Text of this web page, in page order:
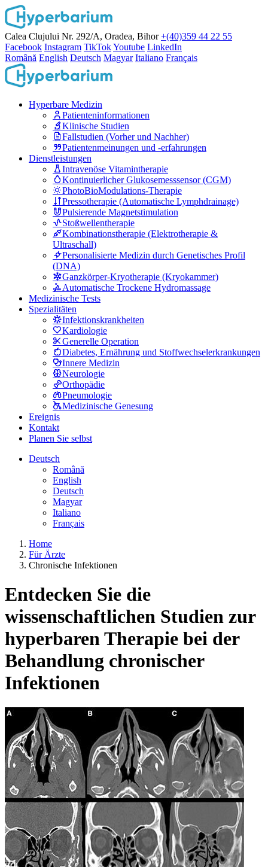
Calea Clujului Nr. 292/A, Oradea, Bihor +(40)359 44 22 55
Facebook Instagram TikTokYoutube LinkedIn
Română English Deutsch Magyar Italiano Français
Hyperbare Medizin
Patienteninformationen
Klinische Studien
Fallstudien (Vorher und Nachher)
Patientenmeinungen und -erfahrungen
Dienstleistungen
Intravenöse Vitamintherapie
Kontinuierlicher Glukosemesssensor (CGM)
PhotoBioModulations-Therapie
Pressotherapie (Automatische Lymphdrainage)
Pulsierende Magnetstimulation
Stoßwellentherapie
Kombinationstherapie (Elektrotherapie &
Ultraschall)
Personalisierte Medizin durch Genetisches Profil
(DNA)
Ganzkörper-Kryotherapie (Kryokammer)
Automatische Trockene Hydromassage
Medizinische Tests
Spezialitäten
Infektionskrankheiten
Kardiologie
Generelle Operation
Diabetes, Ernährung und Stoffwechselerkrankungen
Innere Medizin
Neurologie
Orthopädie
Pneumologie
Medizinische Genesung
Ereignis
Kontakt
Planen Sie selbst
Deutsch
Română
English
Deutsch
Magyar
Italiano
Français
Home
Für Ärzte
Chronische Infektionen
Entdecken Sie die
wissenschaftlichen Studien zur
hyperbaren Therapie bei der
Behandlung chronischer
Infektionen